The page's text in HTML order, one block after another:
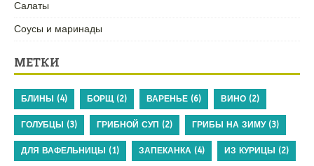
Салаты
Соусы и маринады
МЕТКИ
БЛИНЫ (4) БОРЩ (2) ВАРЕНЬЕ (6) ВИНО (2)
ГОЛУБЦЫ (3) ГРИБНОЙ СУП (2) ГРИБЫ НА ЗИМУ(3)
ДЛЯ ВАФЕЛЬНИЦЫ (1) ЗАПЕКАНКА (4) ИЗ КУРИЦЫ (2)